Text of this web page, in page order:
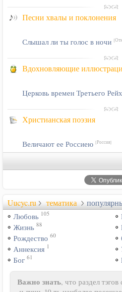
Песни хвалы и поклонения
Слышал ли ты голос в ночи
Вдохновляющие
Церковь времен Третьего
Христианская поэзия
Величают ее Россиею [Россия]
Uucyc.ru тематика
Любовь 105
Жизнь 88
Рождество 60
Аннексия 1
Бог 61
Важно знать, что раздел